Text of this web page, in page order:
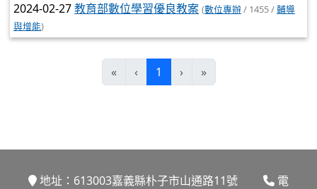
2024-02-27教育部數位學習優良教案 (數位專辦/ 1455 /輔導
與增能)
« ‹ 1 (current)
› »
地址：613003嘉義縣朴子市山通路11號
電